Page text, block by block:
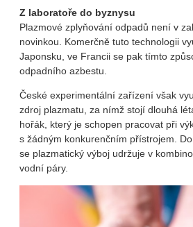
Z laboratoře do byznysu
Plazmové zplyňování odpadů není v
novinkou. Komerčně tuto technologii
Japonsku, ve Francii se pak tímto
odpadního azbestu.
České experimentální zařízení však
zdroj plazmatu, za nímž stojí dlouhá
hořák, který je schopen pracovat při
s žádným konkurenčním přístrojem.
se plazmatický výboj udržuje v
vodní páry.